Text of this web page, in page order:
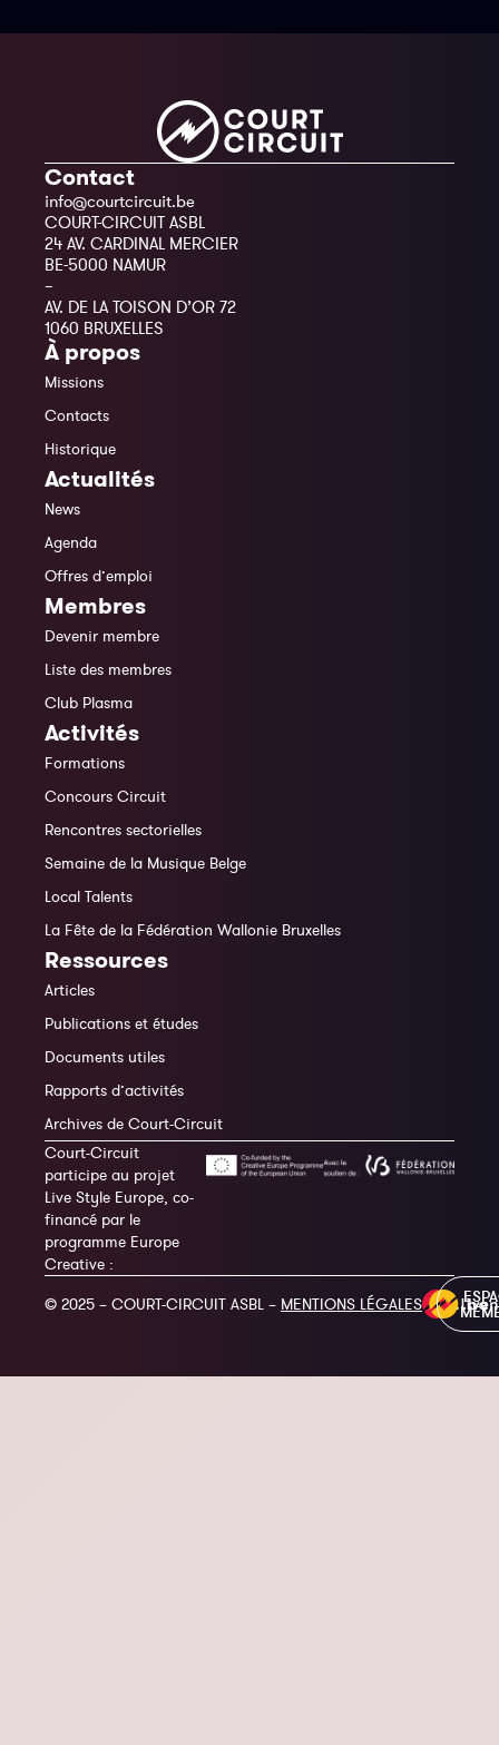
Contact
info@courtcircuit.be
COURT-CIRCUIT ASBL
24 AV. CARDINAL MERCIER
BE-5000 NAMUR
–
AV. DE LA TOISON D’OR 72
1060 BRUXELLES
À propos
Missions
Contacts
Historique
Actualités
News
Agenda
Offres d’emploi
Membres
Devenir membre
Liste des membres
Club Plasma
Activités
Formations
Concours Circuit
Rencontres sectorielles
Semaine de la Musique Belge
Local Talents
La Fête de la Fédération Wallonie Bruxelles
Ressources
Articles
Publications et études
Documents utiles
Rapports d’activités
Archives de Court-Circuit
Court-Circuit
participe au projet
Live Style Europe, co-
financé par le
programme Europe
Creative :
© 2025 – COURT-CIRCUIT ASBL – MENTIONS LÉGALES